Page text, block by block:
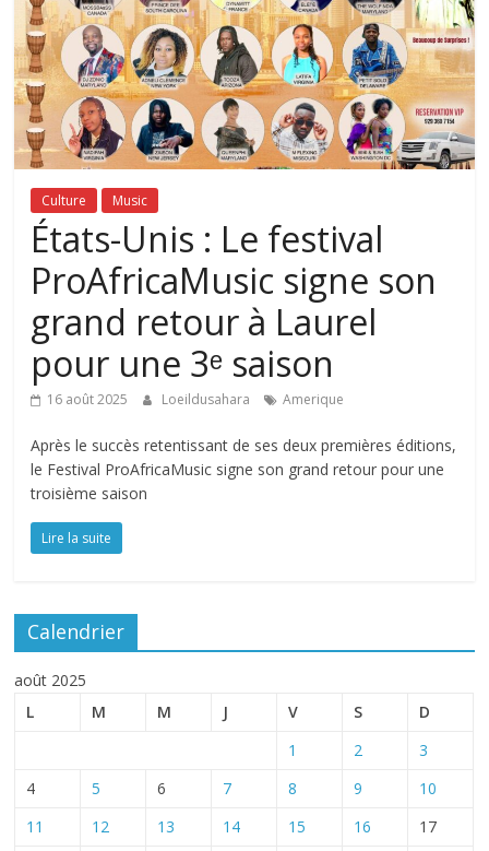
Culture Music
États-Unis : Le festival
ProAfricaMusic signe son
grand retour à Laurel
pour une 3ᵉ saison
16 août 2025 Loeildusahara Amerique
Après le succès retentissant de ses deux premières éditions,
le Festival ProAfricaMusic signe son grand retour pour une
troisième saison
Lire la suite
Calendrier
août 2025
L
M M J V S D
1 2
3
4
5 6 7 8 9
10
11
12 13 14 15 16
17